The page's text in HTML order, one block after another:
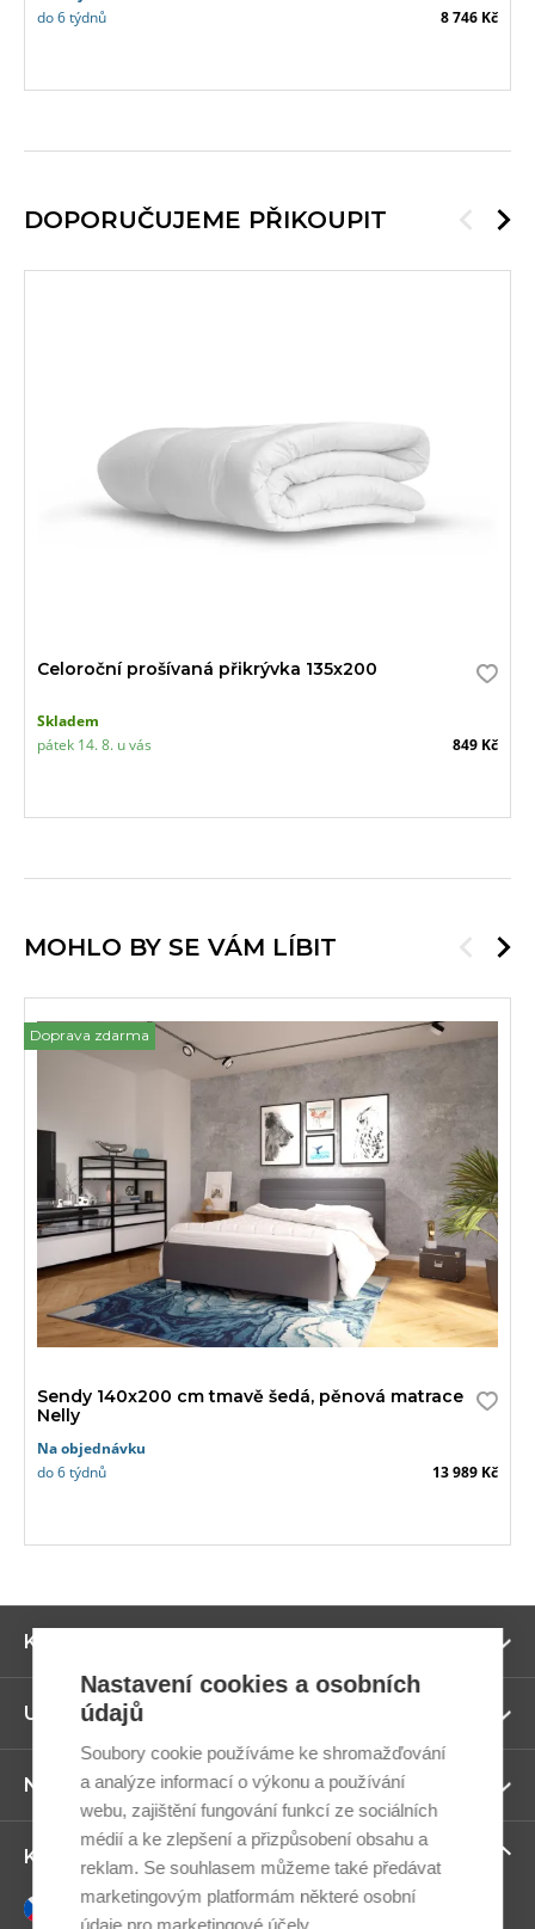
do 6 týdnů
8 746 Kč
DOPORUČUJEME PŘIKOUPIT
Celoroční prošívaná přikrývka 135x200
Skladem
pátek 14. 8. u vás
849 Kč
MOHLO BY SE VÁM LÍBIT
Doprava zdarma
Sendy 140x200 cm tmavě šedá, pěnová matrace
Nelly
Na objednávku
do 6 týdnů
13 989 Kč
Kategorie
Užitečné odkazy
Newsletter
Kontaktujte nás
Česky
Nastavení cookies a osobních
údajů
Soubory cookie používáme ke shromažďování
a analýze informací o výkonu a používání
webu, zajištění fungování funkcí ze sociálních
médií a ke zlepšení a přizpůsobení obsahu a
reklam. Se souhlasem můžeme také předávat
marketingovým platformám některé osobní
údaje pro marketingové účely.